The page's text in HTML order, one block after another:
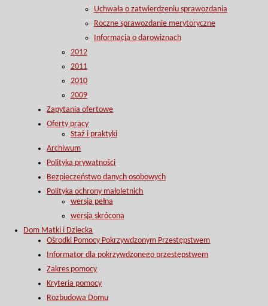
Uchwała o zatwierdzeniu sprawozdania
Roczne sprawozdanie merytoryczne
Informacja o darowiznach
2012
2011
2010
2009
Zapytania ofertowe
Oferty pracy
Staż i praktyki
Archiwum
Polityka prywatności
Bezpieczeństwo danych osobowych
Polityka ochrony małoletnich
wersja pełna
wersja skrócona
Dom Matki i Dziecka
Ośrodki Pomocy Pokrzywdzonym Przestępstwem
Informator dla pokrzywdzonego przestępstwem
Zakres pomocy
Kryteria pomocy
Rozbudowa Domu